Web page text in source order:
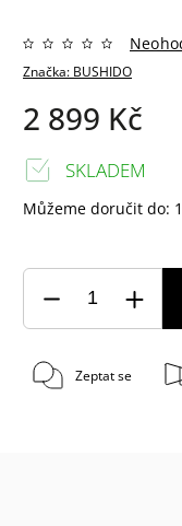
Značka: BUSHIDO
2 899 Kč
SKLADEM
Můžeme doručit do:
Zeptat se